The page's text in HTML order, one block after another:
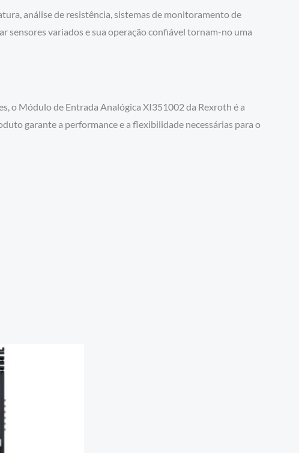
análise de resistência, sistemas de monitoramento de
sensores variados e sua operação confiável tornam-no uma
o Módulo de Entrada Analógica XI351002 da Rexroth é a
garante a performance e a flexibilidade necessárias para o